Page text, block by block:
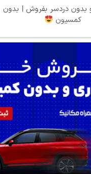
بدون دردسر بفروش | بدون
کمسیون